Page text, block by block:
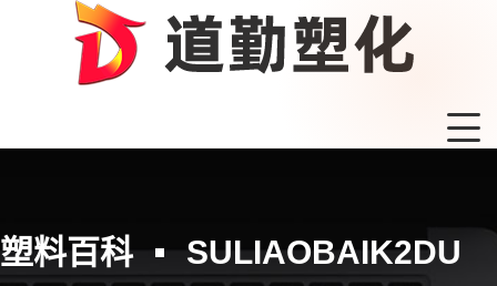
塑料百科 SULIAOBAIK2DU